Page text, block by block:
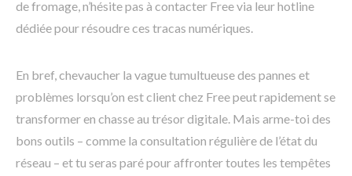
de fromage, n’hésite pas à contacter Free via leur hotline
dédiée pour résoudre ces tracas numériques.
En bref, chevaucher la vague tumultueuse des pannes et
problèmes lorsqu’on est client chez Free peut rapidement se
transformer en chasse au trésor digitale. Mais arme-toi des
bons outils – comme la consultation régulière de l’état du
réseau – et tu seras paré pour affronter toutes les tempêtes